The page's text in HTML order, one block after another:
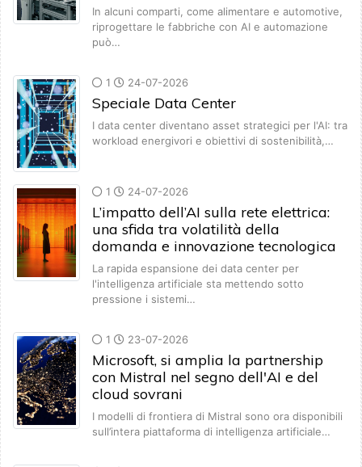
In alcuni comparti, come alimentare e automotive,
riprogettare le fabbriche con AI e automazione
può…
1 24-07-2026
Speciale Data Center
I data center diventano asset strategici per l'AI: tra
workload energivori e obiettivi di sostenibilità,…
1 24-07-2026
L’impatto dell’AI sulla rete elettrica:
una sfida tra volatilità della
domanda e innovazione tecnologica
La rapida espansione dei data center per
l'intelligenza artificiale sta mettendo sotto
pressione i sistemi…
1 23-07-2026
Microsoft, si amplia la partnership
con Mistral nel segno dell'AI e del
cloud sovrani
I modelli di frontiera di Mistral sono ora disponibili
sull’intera piattaforma di intelligenza artificiale…